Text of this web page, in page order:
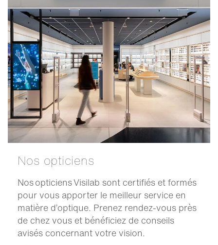
Nos opticiens
Nos opticiens Visilab sont certifiés et formés
pour vous apporter le meilleur service en
matière d’optique. Prenez rendez-vous près
de chez vous et bénéficiez de conseils
avisés concernant votre vision.